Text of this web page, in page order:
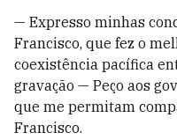
— Expresso minhas
Francisco, que fez o
coexistência pacífica
gravação — Peço aos
que me permitam
Francisco.